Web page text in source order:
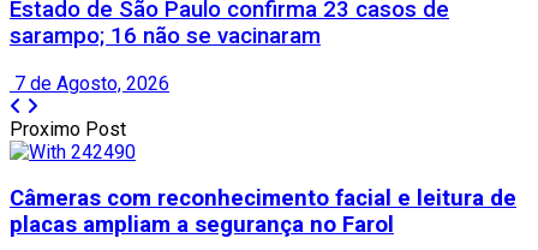
Estado de São Paulo confirma 23 casos de
sarampo; 16 não se vacinaram
7 de Agosto, 2026
Proximo Post
Câmeras com reconhecimento facial e leitura de
placas ampliam a segurança no Farol